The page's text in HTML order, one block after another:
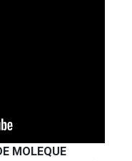
MOLEQUE